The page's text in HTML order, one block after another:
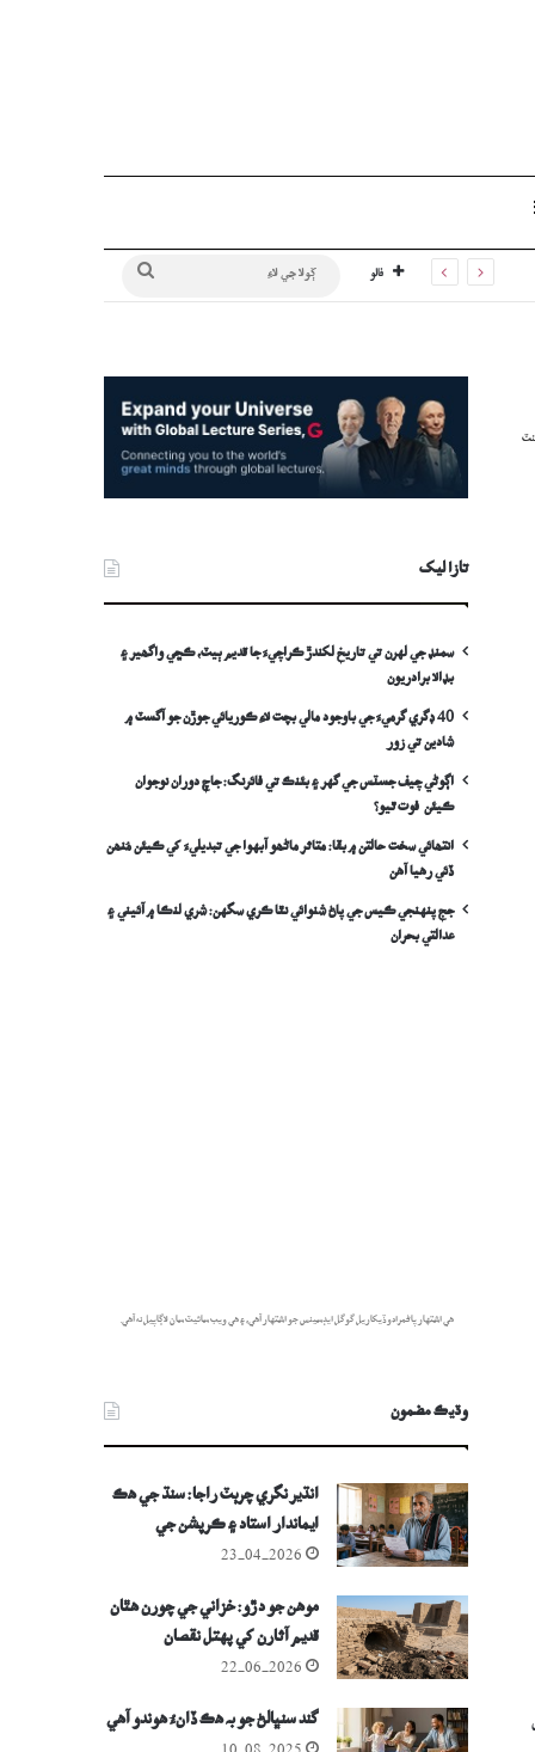
Sidebar
فالو ڳولا
تازا ليک
سمنڊ جي لهرن تي تاريخ لکندڙ ڪراچيءَ جا قديم ٻيٽ، ڪڇي واگھير ۽
بڊالا برادريون
40 ڊگري گرميءَ جي باوجود مالي بچت لاءِ ڪوريائي جوڙن جو آگسٽ ۾
شادين تي زور
اڳوڻي چيف جسٽس جي گهر ۽ بئنڪ تي فائرنگ: جاچ دوران نوجوان
ڪيئن فوت ٿيو؟
انتھائي سخت حالتن ۾ بقا: متاثر ماڻھو آبهوا جي تبديليءَ کي ڪيئن مُنھن
ڏئي رهيا آهن
جج پنهنجي ڪيس جي پاڻ شنوائي نٿا ڪري سگهن: شري لنڪا ۾ آئيني ۽
عدالتي بحران
هي اشتهار پاڻمرادو ڏيکاريل گوگل ايڊسينس جو اشتهار آهي، ۽ هي ويب سائيٽ سان لاڳاپيل نه آهي.
وڌيڪ مضمون
انڌير نگري چرٻٽ راجا: سنڌ جي هڪ
ايماندار استاد ۽ ڪرپشن جي
راڪاسن جي ڪھاڻي
23-04-2026
موھن جو دڙو: خزاني جي چورن ھٿان
قديم آثارن کي پهتل نقصان
22-06-2026
گند سنڀالڻ جو بہ ھڪ ڏانءُ ھوندو آھي